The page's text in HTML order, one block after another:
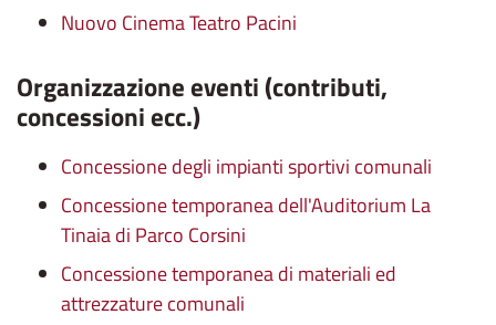
Nuovo Cinema Teatro Pacini
Organizzazione eventi (contributi,
concessioni ecc.)
Concessione degli impianti sportivi comunali
Concessione temporanea dell'Auditorium La
Tinaia di Parco Corsini
Concessione temporanea di materiali ed
attrezzature comunali